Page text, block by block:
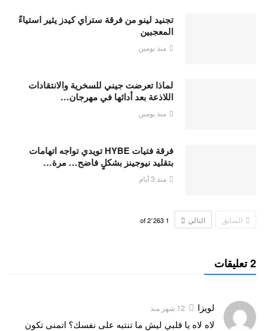
تجنيد لينو من فرقة ستراي كيدز يثير استياءً
المعجبين
منذ يومين
لماذا تعرضت جيني للسخرية والانتقادات
اللاذعة بعد أدائها في مهرجان…
منذ يومين
فرقة فتيات HYBE تويدي تواجه اتهامات
بتقليد نيوجينز بشكلٍ فاضح… مرة…
منذ 3 أيام
السابق التالي 1 2٬263
2 تعليقات
لويزا 12 شهر منذ
لاه لاه يا قلبي ليش ما تنتبه على نفسك؟ اتمنى تكون